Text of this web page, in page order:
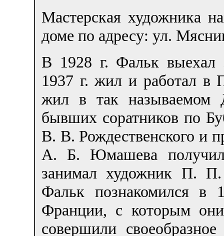
Мастерская художника
доме по адресу: ул.
В 1928 г. Фальк выехал
1937 г. жил и работал в
жил в так называемом
бывших соратников по
В. В. Рождественского и
А. Б. Юмашева получил
занимал художник П.
Фальк познакомился в
Франции, с которым
совершили